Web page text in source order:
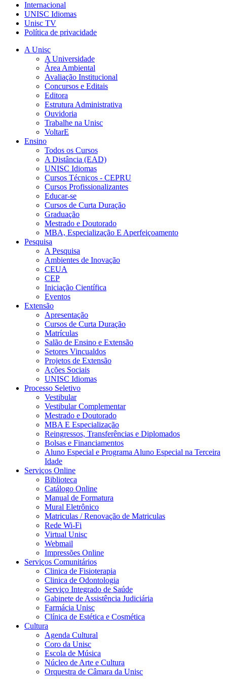
Internacional
UNISC Idiomas
Unisc TV
Política de privacidade
A Unisc
A Universidade
Área Ambiental
Avaliação Institucional
Concursos e Editais
Editora
Estrutura Administrativa
Ouvidoria
Trabalhe na Unisc
VoltarE
Ensino
Todos os Cursos
A Distância (EAD)
UNISC Idiomas
Cursos Técnicos - CEPRU
Cursos Profissionalizantes
Educar-se
Cursos de Curta Duração
Graduação
Mestrado e Doutorado
MBA, Especialização E Aperfeiçoamento
Pesquisa
A Pesquisa
Ambientes de Inovação
CEUA
CEP
Iniciação Científica
Eventos
Extensão
Apresentação
Cursos de Curta Duração
Matrículas
Salão de Ensino e Extensão
Setores Vincualdos
Projetos de Extensão
Ações Sociais
UNISC Idiomas
Processo Seletivo
Vestibular
Vestibular Complementar
Mestrado e Doutorado
MBA E Especialização
Reingressos, Transferências e Diplomados
Bolsas e Financiamentos
Aluno Especial e Programa Aluno Especial na Terceira
Idade
Serviços Online
Biblioteca
Catálogo Online
Manual de Formatura
Mural Eletrônico
Matriculas / Renovação de Matriculas
Rede Wi-Fi
Virtual Unisc
Webmail
Impressões Online
Serviços Comunitários
Clinica de Fisioterapia
Clinica de Odontologia
Serviço Integrado de Saúde
Gabinete de Assistência Judiciária
Farmácia Unisc
Clínica de Estética e Cosmética
Cultura
Agenda Cultural
Coro da Unisc
Escola de Música
Núcleo de Arte e Cultura
Orquestra de Câmara da Unisc